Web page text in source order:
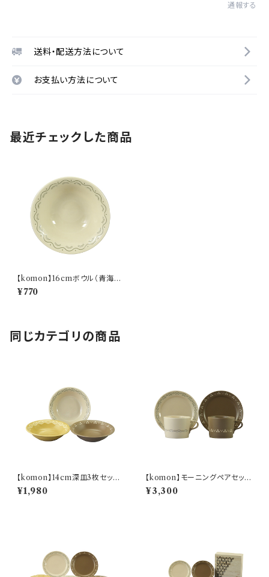
通報する
送料・配送方法について
お支払い方法について
最近チェックした商品
【komon】16cmボウル（青海
波）【YMK80】
¥770
同じカテゴリの商品
【komon】14cm深皿3枚セット
【YMK80】
¥1,980
【komon】モーニングペアセット
【YMK80】
¥3,300